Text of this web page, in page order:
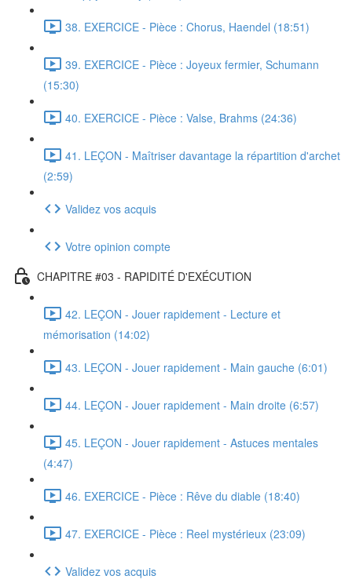
38. EXERCICE - Pièce : Chorus, Haendel (18:51)
39. EXERCICE - Pièce : Joyeux fermier, Schumann
(15:30)
40. EXERCICE - Pièce : Valse, Brahms (24:36)
41. LEÇON - Maîtriser davantage la répartition d'archet
(2:59)
Validez vos acquis
Votre opinion compte
CHAPITRE #03 - RAPIDITÉ D'EXÉCUTION
42. LEÇON - Jouer rapidement - Lecture et
mémorisation (14:02)
43. LEÇON - Jouer rapidement - Main gauche (6:01)
44. LEÇON - Jouer rapidement - Main droite (6:57)
45. LEÇON - Jouer rapidement - Astuces mentales
(4:47)
46. EXERCICE - Pièce : Rêve du diable (18:40)
47. EXERCICE - Pièce : Reel mystérieux (23:09)
Validez vos acquis